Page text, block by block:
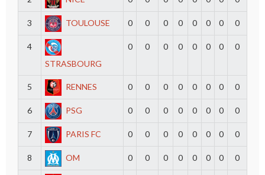
3 TOULOUSE 0 0 0 0 0 0 0 0
4
STRASBOURG
0 0 0 0 0 0 0 0
5 RENNES 0 0 0 0 0 0 0 0
6 PSG 0 0 0 0 0 0 0 0
7 PARIS FC 0 0 0 0 0 0 0 0
8 OM 0 0 0 0 0 0 0 0